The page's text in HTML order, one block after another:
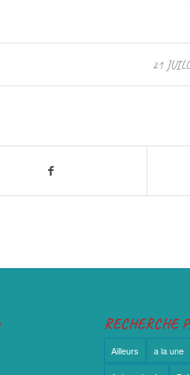
21
RECHERCHE
Ailleurs a la une